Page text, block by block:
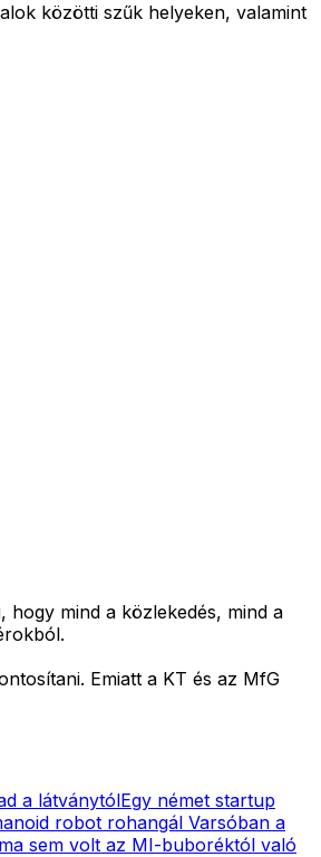
közötti szűk helyeken, valamint
mind a közlekedés, mind a
Emiatt a KT és az MfG
a látványtólEgy német startup
robot rohangál Varsóban a
sem volt az MI-buboréktól való